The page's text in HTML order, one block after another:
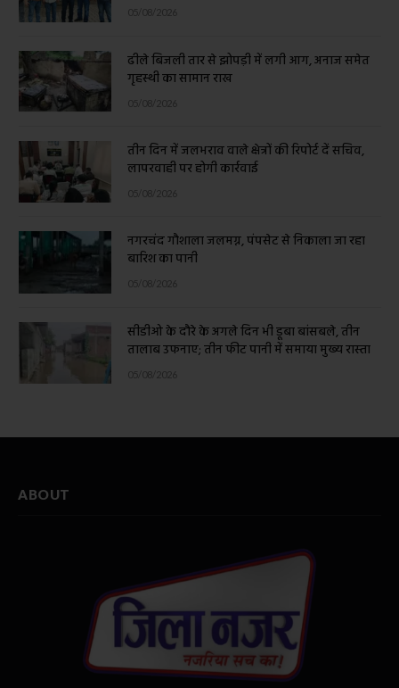
05/08/2026
ढीले बिजली तार से झोपड़ी में लगी आग, अनाज समेत
गृहस्थी का सामान राख
05/08/2026
तीन दिन में जलभराव वाले क्षेत्रों की रिपोर्ट दें सचिव,
लापरवाही पर होगी कार्रवाई
05/08/2026
नगरचंद गौशाला जलमग्न, पंपसेट से निकाला जा रहा
बारिश का पानी
05/08/2026
सीडीओ के दौरे के अगले दिन भी डूबा बांसबले, तीन
तालाब उफनाए; तीन फीट पानी में समाया मुख्य रास्ता
05/08/2026
ABOUT